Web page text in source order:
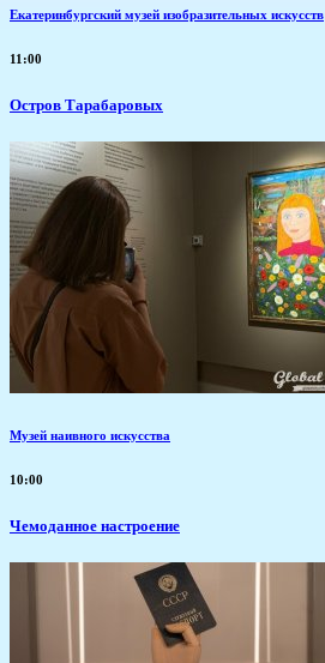
Екатеринбургский музей изобразительных искусств
11:00
Остров Тарабаровых
Музей наивного искусства
10:00
Чемоданное настроение